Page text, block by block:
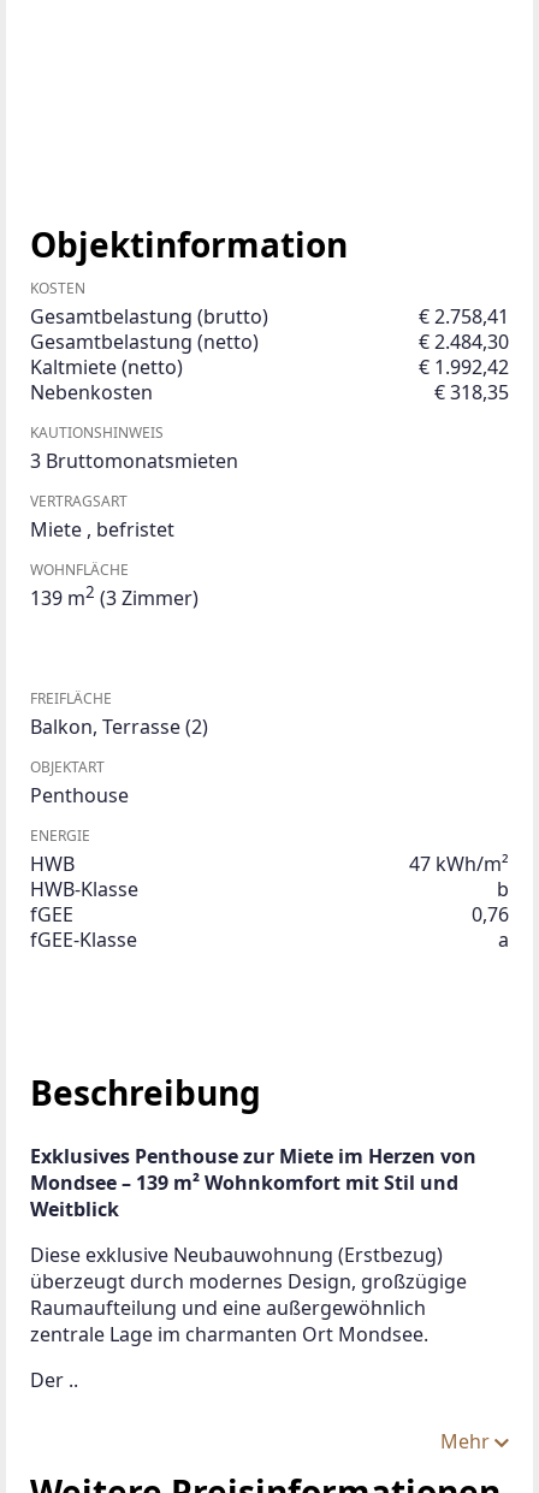
Objektinformation
KOSTEN
Gesamtbelastung (brutto)
€ 2.758,41
Gesamtbelastung (netto)
€ 2.484,30
Kaltmiete (netto)
€ 1.992,42
Nebenkosten
€ 318,35
KAUTIONSHINWEIS
3 Bruttomonatsmieten
VERTRAGSART
Miete , befristet
WOHNFLÄCHE
139 m2 (3 Zimmer)
FREIFLÄCHE
Balkon, Terrasse(2)
OBJEKTART
Penthouse
ENERGIE
HWB
47 kWh/m²
HWB-Klasse
b
fGEE
0,76
fGEE-Klasse
a
Beschreibung
Exklusives Penthouse zur Miete im Herzen von
Mondsee – 139 m² Wohnkomfort mit Stil und
Weitblick
Diese exklusive Neubauwohnung (Erstbezug)
überzeugt durch modernes Design, großzügige
Raumaufteilung und eine außergewöhnlich
zentrale Lage im charmanten Ort Mondsee.
Der ..
Mehr